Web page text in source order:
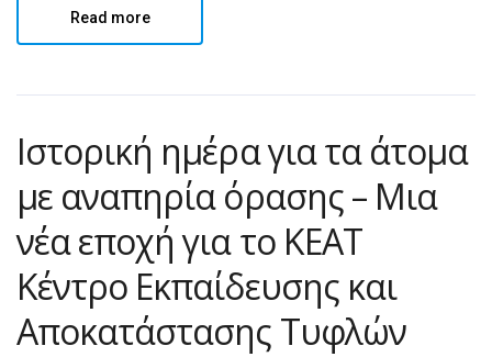
Read more
Ιστορική ημέρα για τα άτομα
με αναπηρία όρασης – Μια
νέα εποχή για το KEAT
Κέντρο Εκπαίδευσης και
Αποκατάστασης Τυφλών